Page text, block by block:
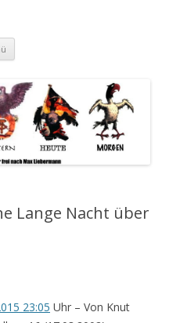
dieser unserer
Zum
springen
Lange Nacht über
23:05 Uhr – Von Knut